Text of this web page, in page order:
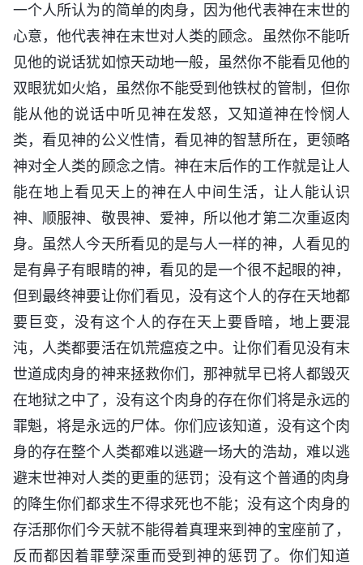
一个人所认为的简单的肉身，因为他代表神在末世的
心意，他代表神在末世对人类的顾念。虽然你不能听
见他的说话犹如惊天动地一般，虽然你不能看见他的
双眼犹如火焰，虽然你不能受到他铁杖的管制，但你
能从他的说话中听见神在发怒，又知道神在怜悯人
类，看见神的公义性情，看见神的智慧所在，更领略
神对全人类的顾念之情。神在末后作的工作就是让人
能在地上看见天上的神在人中间生活，让人能认识
神、顺服神、敬畏神、爱神，所以他才第二次重返肉
身。虽然人今天所看见的是与人一样的神，人看见的
是有鼻子有眼睛的神，看见的是一个很不起眼的神，
但到最终神要让你们看见，没有这个人的存在天地都
要巨变，没有这个人的存在天上要昏暗，地上要混
沌，人类都要活在饥荒瘟疫之中。让你们看见没有末
世道成肉身的神来拯救你们，那神就早已将人都毁灭
在地狱之中了，没有这个肉身的存在你们将是永远的
罪魁，将是永远的尸体。你们应该知道，没有这个肉
身的存在整个人类都难以逃避一场大的浩劫，难以逃
避末世神对人类的更重的惩罚；没有这个普通的肉身
的降生你们都求生不得求死也不能；没有这个肉身的
存活那你们今天就不能得着真理来到神的宝座前了，
反而都因着罪孽深重而受到神的惩罚了。你们知道